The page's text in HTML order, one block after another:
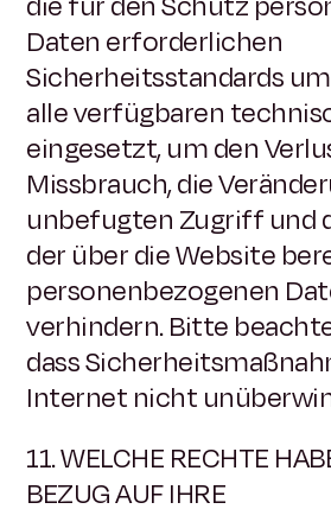
Daten erforderlichen
Sicherheitsstandards
alle verfügbaren
eingesetzt, um den
Missbrauch, die
unbefugten Zugriff und
der über die Website
personenbezogenen
verhindern. Bitte
dass
Internet nicht
11. WELCHE RECHTE
BEZUG AUF IHRE